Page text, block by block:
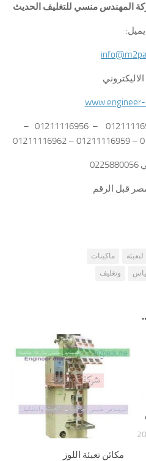
شركة المهندس منسي للتغليف الحديث
موبايل: 01211116954 – 01211116955 – 01211116956 –
لتعبئة
ماكينات
وتغليف
مكائن تعبئة اللوز